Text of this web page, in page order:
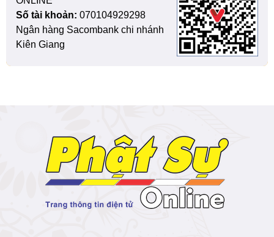
Số tài khoản: 070104929298
Ngân hàng Sacombank chi nhánh
Kiên Giang